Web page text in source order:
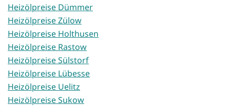
Heizölpreise Dümmer
Heizölpreise Zülow
Heizölpreise Holthusen
Heizölpreise Rastow
Heizölpreise Sülstorf
Heizölpreise Lübesse
Heizölpreise Uelitz
Heizölpreise Sukow